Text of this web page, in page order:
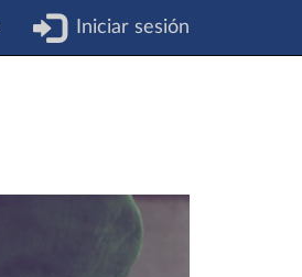
Iniciar sesión